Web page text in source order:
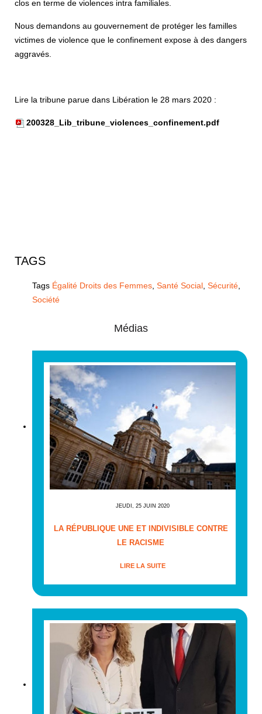
clos en terme de violences intra familiales.
Nous demandons au gouvernement de protéger les familles
victimes de violence que le confinement expose à des dangers
aggravés.
Lire la tribune parue dans Libération le 28 mars 2020 :
200328_Lib_tribune_violences_confinement.pdf
TAGS
Tags Égalité Droits des Femmes Santé Social Sécurité
Société
Médias
JEUDI, 25 JUIN 2020
LA RÉPUBLIQUE UNE ET INDIVISIBLE CONTRE
LE RACISME
LIRE LA SUITE